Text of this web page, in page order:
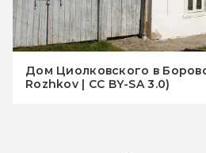
Дом Циолковского в
Rozhkov | СС BY-SA 3.0)